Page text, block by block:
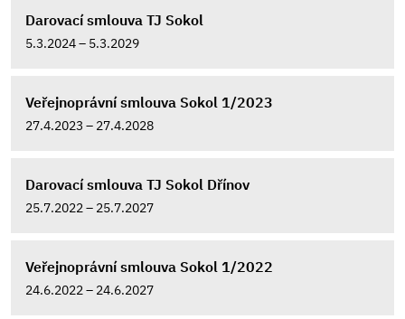
Darovací smlouva TJ Sokol
5.3.2024 – 5.3.2029
Veřejnoprávní smlouva Sokol 1/2023
27.4.2023 – 27.4.2028
Darovací smlouva TJ Sokol Dřínov
25.7.2022 – 25.7.2027
Veřejnoprávní smlouva Sokol 1/2022
24.6.2022 – 24.6.2027